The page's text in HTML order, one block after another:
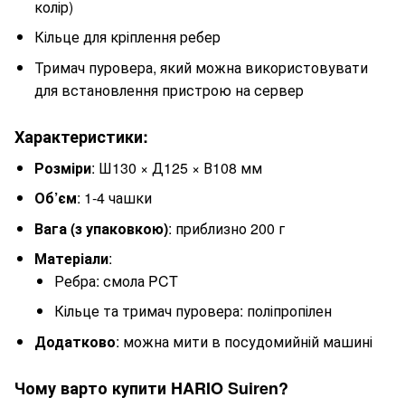
колір)
Кільце для кріплення ребер
Тримач пуровера, який можна використовувати
для встановлення пристрою на сервер
Характеристики:
Розміри: Ш130 × Д125 × В108 мм
Об’єм: 1-4 чашки
Вага (з упаковкою): приблизно 200 г
Матеріали:
Ребра: смола PCT
Кільце та тримач пуровера: поліпропілен
Додатково: можна мити в посудомийній машині
Чому варто купити HARIO Suiren?